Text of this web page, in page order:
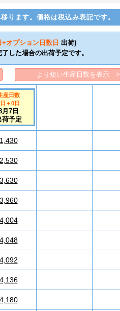
ります。価格は税込み表記です。
+オプション日数日 出荷)
した場合の出荷予定です。
より短い生産日数を表示 >
産日数
＋0日
月7日
荷予定
1,430
2,530
3,630
3,960
4,004
4,048
4,092
4,136
4,180